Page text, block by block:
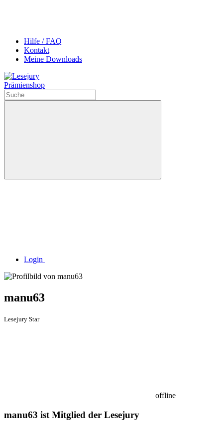
Hilfe / FAQ
Kontakt
Meine Downloads
Prämienshop
Login
manu63
Lesejury Star
offline
manu63 ist Mitglied der Lesejury